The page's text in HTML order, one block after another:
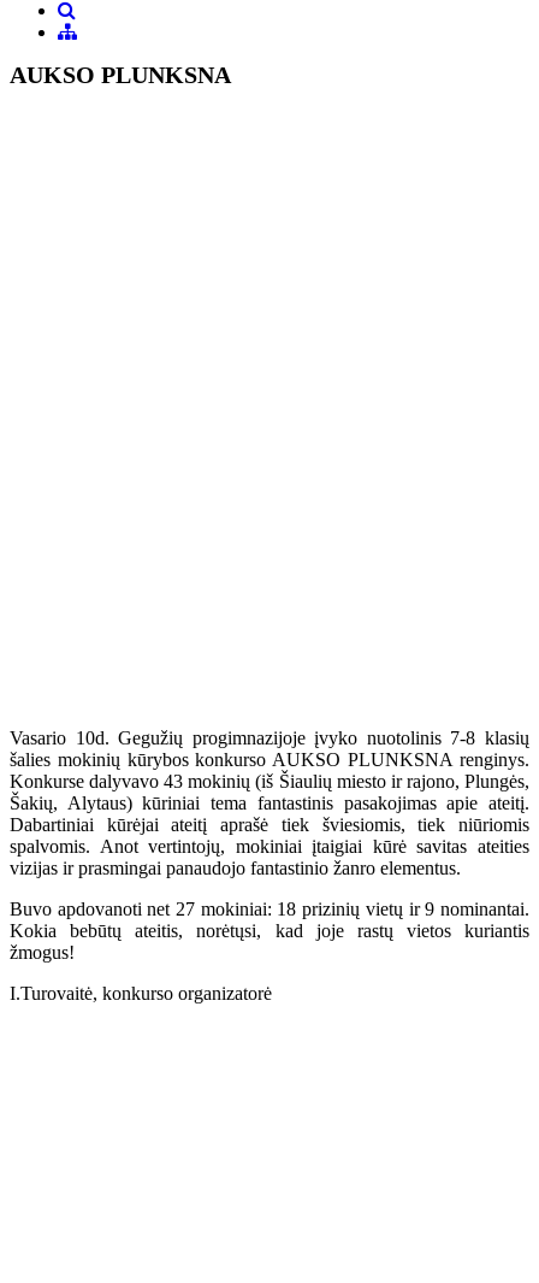
AUKSO PLUNKSNA
Vasario 10d. Gegužių progimnazijoje įvyko nuotolinis 7-8 klasių
šalies mokinių kūrybos konkurso AUKSO PLUNKSNA renginys.
Konkurse dalyvavo 43 mokinių (iš Šiaulių miesto ir rajono, Plungės,
Šakių, Alytaus) kūriniai tema fantastinis pasakojimas apie ateitį.
Dabartiniai kūrėjai ateitį aprašė tiek šviesiomis, tiek niūriomis
spalvomis. Anot vertintojų, mokiniai įtaigiai kūrė savitas ateities
vizijas ir prasmingai panaudojo fantastinio žanro elementus.
Buvo apdovanoti net 27 mokiniai: 18 prizinių vietų ir 9 nominantai.
Kokia bebūtų ateitis, norėtųsi, kad joje rastų vietos kuriantis
žmogus!
I.Turovaitė, konkurso organizatorė